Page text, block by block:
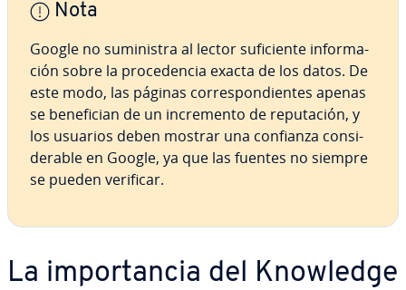
Nota
Google no su­mi­ni­s­tra al lector su­fi­cie­n­te in­fo­r­ma­
ción sobre la pro­ce­de­n­cia exacta de los datos. De
este modo, las páginas co­rre­s­po­n­die­n­tes apenas
se be­ne­fi­cian de un in­cre­me­n­to de repu­tación, y
los usuarios deben mostrar una confianza co­n­si­
de­ra­ble en Google, ya que las fuentes no siempre
se pueden verificar.
La im­po­r­ta­n­cia del Knowledge